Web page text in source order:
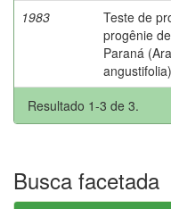
1983
Teste de
progênie
Paraná
Resultado 1-3 de 3.
Busca facetada